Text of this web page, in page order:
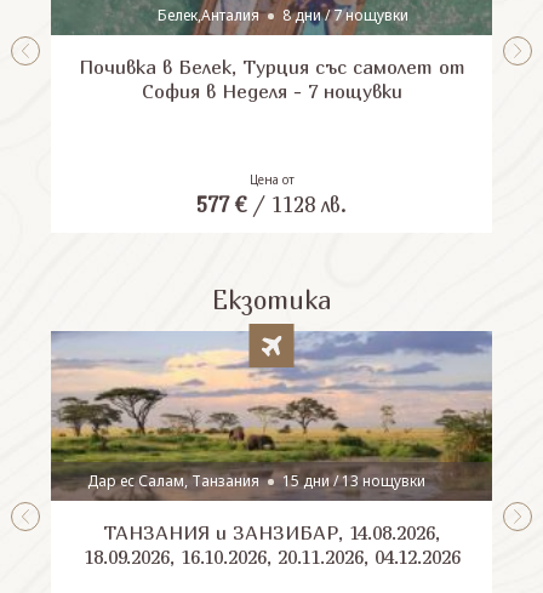
Белек,Анталия 8 дни / 7 нощувки
Почивка в Белек, Турция със самолет от
София в Неделя - 7 нощувки
Цена от
577 €/ 1128 лв.
Екзотика
Дар ес Салам, Танзания 15 дни / 13 нощувки
ТАНЗАНИЯ и ЗАНЗИБАР, 14.08.2026,
18.09.2026, 16.10.2026, 20.11.2026, 04.12.2026